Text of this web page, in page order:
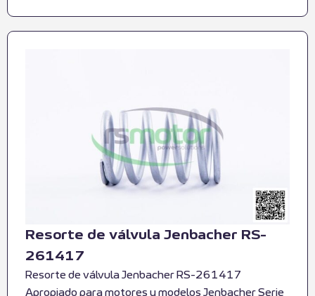
Resorte de válvula Jenbacher RS-
261417
Resorte de válvula Jenbacher RS-261417
Apropiado para motores y modelos Jenbacher Serie